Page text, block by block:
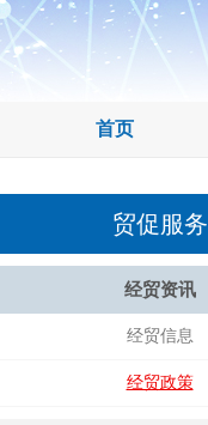
首页
贸促服务
经贸资讯
经贸信息
经贸政策